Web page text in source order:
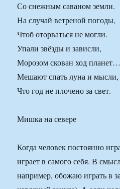
Со снежным саваном земли.
На случай ветреной погоды,
Чтоб оторваться не могли.
Упали звёзды и зависли,
Морозом скован ход планет…
Мешают спать луна и
Что год не плочено за свет.
Мишка на севере
Когда человек постоянно
играет в самого себя. В
например, обожаю играть в